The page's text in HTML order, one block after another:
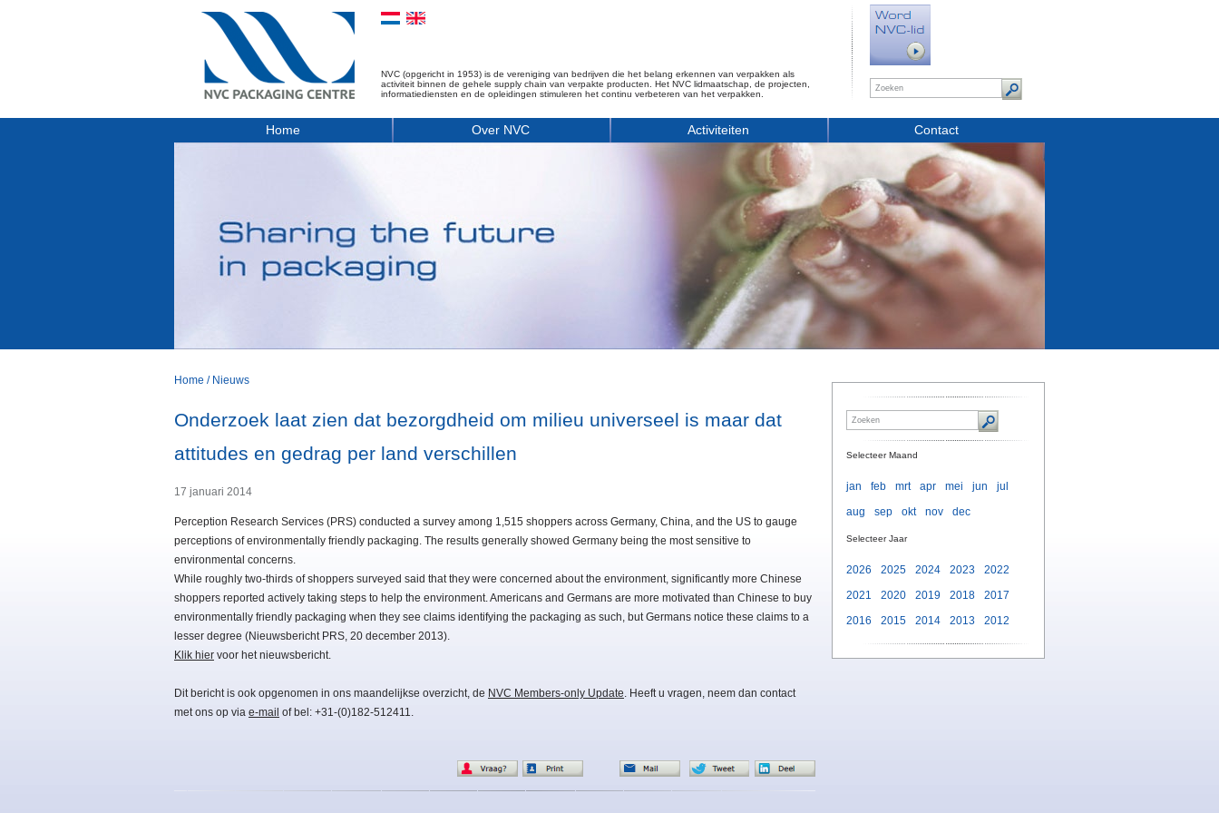
NVC (opgericht in 1953) is de vereniging van bedrijven die het belang erkennen van verpakken als
activiteit binnen de gehele supply chain van verpakte producten. Het NVC lidmaatschap, de projecten,
informatiediensten en de opleidingen stimuleren het continu verbeteren van het verpakken.
Home Over NVC Activiteiten Contact
Home / Nieuws
Onderzoek laat zien dat bezorgdheid om milieu universeel is maar dat
attitudes en gedrag per land verschillen
17 januari 2014
Perception Research Services (PRS) conducted a survey among 1,515 shoppers across Germany, China, and the US to gauge
perceptions of environmentally friendly packaging. The results generally showed Germany being the most sensitive to
environmental concerns.
While roughly two-thirds of shoppers surveyed said that they were concerned about the environment, significantly more Chinese
shoppers reported actively taking steps to help the environment. Americans and Germans are more motivated than Chinese to buy
environmentally friendly packaging when they see claims identifying the packaging as such, but Germans notice these claims to a
lesser degree (Nieuwsbericht PRS, 20 december 2013).
Klik hier voor het nieuwsbericht.
Dit bericht is ook opgenomen in ons maandelijkse overzicht, de NVC Members-only Update. Heeft u vragen, neem dan contact
met ons op via e-mail of bel: +31-(0)182-512411.
Selecteer Maand
jan feb mrt apr mei jun
jul
aug
sep okt nov dec
Selecteer Jaar
2026 2025 2024 2023
2022
2021
2020 2019 2018
2017
2016
2015 2014 2013 2012